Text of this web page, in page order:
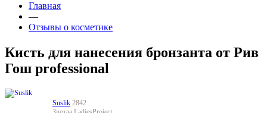
Главная
—
Отзывы о косметике
Кисть для нанесения бронзанта от Рив
Гош professional
Suslik 2842